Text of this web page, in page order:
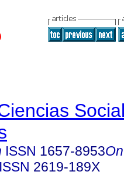
ISSN 1657-8953
ISSN 2619-189X